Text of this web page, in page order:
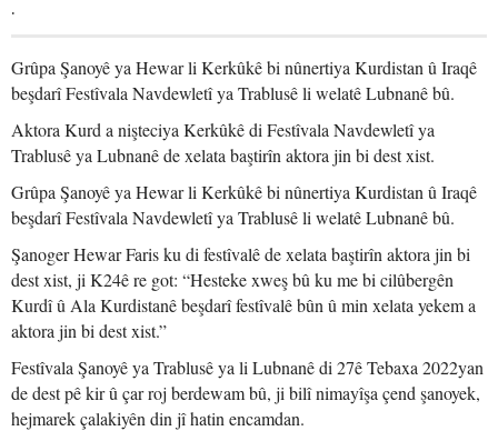
.
Grûpa Şanoyê ya Hewar li Kerkûkê bi nûnertiya Kurdistan û Iraqê
beşdarî Festîvala Navdewletî ya Trablusê li welatê Lubnanê bû.
Aktora Kurd a nişteciya Kerkûkê di Festîvala Navdewletî ya
Trablusê ya Lubnanê de xelata baştirîn aktora jin bi dest xist.
Grûpa Şanoyê ya Hewar li Kerkûkê bi nûnertiya Kurdistan û Iraqê
beşdarî Festîvala Navdewletî ya Trablusê li welatê Lubnanê bû.
Şanoger Hewar Faris ku di festîvalê de xelata baştirîn aktora jin bi
dest xist, ji K24ê re got: “Hesteke xweş bû ku me bi cilûbergên
Kurdî û Ala Kurdistanê beşdarî festîvalê bûn û min xelata yekem a
aktora jin bi dest xist.”
Festîvala Şanoyê ya Trablusê ya li Lubnanê di 27ê Tebaxa 2022yan
de dest pê kir û çar roj berdewam bû, ji bilî nimayîşa çend şanoyek,
hejmarek çalakiyên din jî hatin encamdan.